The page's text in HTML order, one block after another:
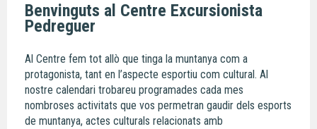
Benvinguts al Centre Excursionista
Pedreguer
Al Centre fem tot allò que tinga la muntanya com a
protagonista, tant en l’aspecte esportiu com cultural. Al
nostre calendari trobareu programades cada mes
nombroses activitats que vos permetran gaudir dels esports
de muntanya, actes culturals relacionats amb